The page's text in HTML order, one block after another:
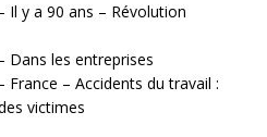
Il y a 90 ans – Révolution
Dans les entreprises
France – Accidents du travail :
victimes